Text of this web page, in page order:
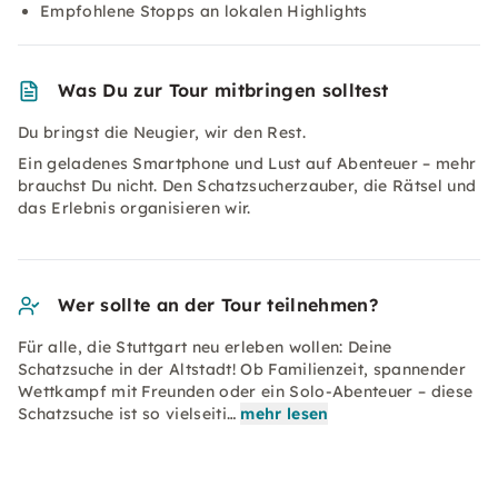
Empfohlene Stopps an lokalen Highlights
Was Du zur Tour mitbringen solltest
Du bringst die Neugier, wir den Rest.
Ein geladenes Smartphone und Lust auf Abenteuer – mehr
brauchst Du nicht. Den Schatzsucherzauber, die Rätsel und
das Erlebnis organisieren wir.
Wer sollte an der Tour teilnehmen?
Für alle, die Stuttgart neu erleben wollen: Deine
Schatzsuche in der Altstadt! Ob Familienzeit, spannender
Wettkampf mit Freunden oder ein Solo-Abenteuer – diese
Schatzsuche ist so vielseiti… mehr lesen